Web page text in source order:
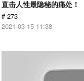
直击人性最隐秘的痛处！
# 273
2021-03-15 11:38